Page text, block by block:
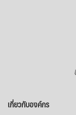
เกี่ยวกับองค์กร